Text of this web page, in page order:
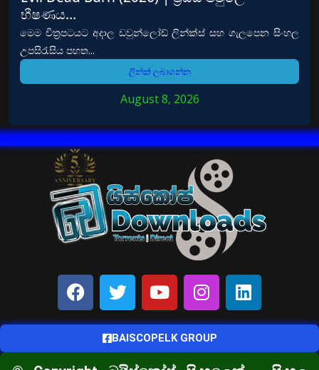
භීෂණය…
මෙම චිත්‍රපටයට අදාල ඩවුන්ලෝඩ් ලින්ක්ස් සහ ගැලපෙන සිංහල
උපසිරැසිය පහත...
ලින්ක් ලබාගන්න
August 8, 2026
BAISCOPELK GROUP